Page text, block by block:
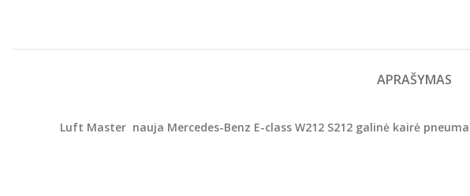
APRAŠYMAS
Luft Master nauja Mercedes-Benz E-class W212 S212 galinė kairė